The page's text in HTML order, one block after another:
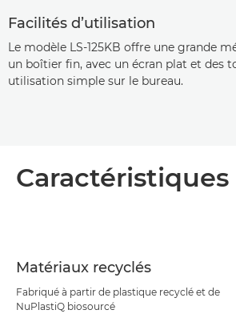
Facilités d’utilisation
Le modèle LS-125KB offre une grande
un boîtier fin, avec un écran plat et des
utilisation simple sur le bureau.
Caractéristiques
Matériaux recyclés
Fabriqué à partir de plastique recyclé et de
NuPlastiQ biosourcé